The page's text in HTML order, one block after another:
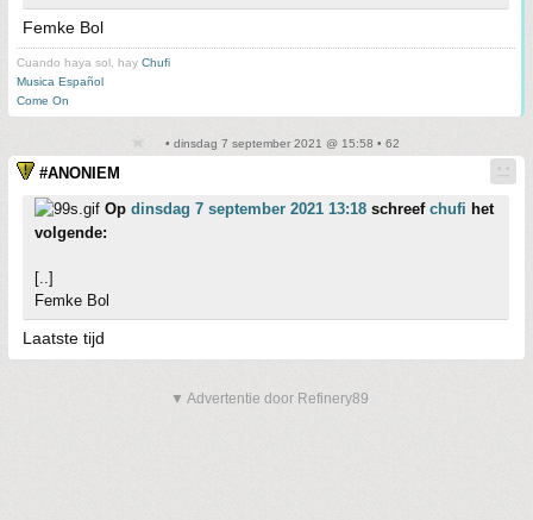
Femke Bol
Cuando haya sol, hay Chufi
Musica Español
Come On
• dinsdag 7 september 2021 @ 15:58 • 62
#ANONIEM
Op dinsdag 7 september 2021 13:18 schreef chufi het
volgende:
[..]
Femke Bol
Laatste tijd
▼ Advertentie door Refinery89